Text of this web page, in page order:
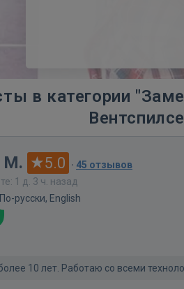
в категории
Вентспилсе
5.0 · 45 отзывов
1 д. 3 ч. назад
русски, English
10 лет. Работаю со всеми